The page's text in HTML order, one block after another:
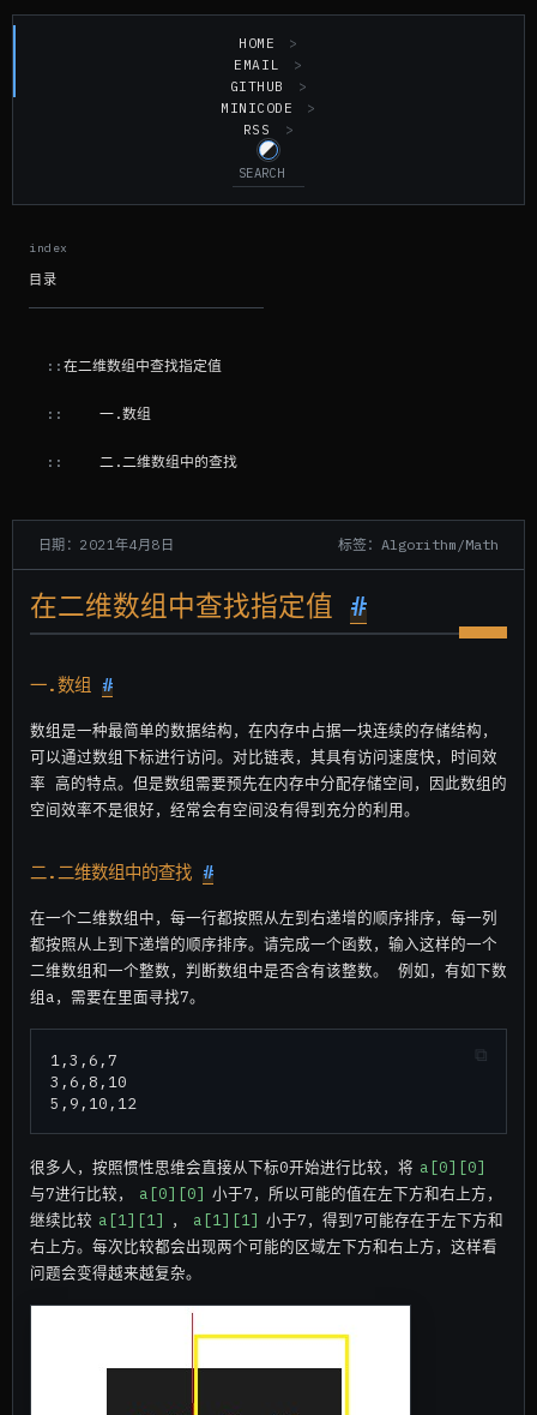
HOME
EMAIL
GITHUB
MINICODE
RSS
日期：2021年4月8日 标签：Algorithm/Math
在二维数组中查找指定值 #
一.数组 #
数组是一种最简单的数据结构，在内存中占据一块连续的存储结构，
可以通过数组下标进行访问。对比链表，其具有访问速度快，时间效
率 高的特点。但是数组需要预先在内存中分配存储空间，因此数组的
空间效率不是很好，经常会有空间没有得到充分的利用。
二.二维数组中的查找 #
在一个二维数组中，每一行都按照从左到右递增的顺序排序，每一列
都按照从上到下递增的顺序排序。请完成一个函数，输入这样的一个
二维数组和一个整数，判断数组中是否含有该整数。 例如，有如下数
组a，需要在里面寻找7。
1,3,6,7
3,6,8,10
很多人，按照惯性思维会直接从下标0开始进行比较，将 a[0][0]
与7进行比较，
a[0][0] 小于7，所以可能的值在左下方和右上方，
继续比较 a[1][1] ， a[1][1] 小于7，得到7可能存在于左下方和
右上方。每次比较都会出现两个可能的区域左下方和右上方，这样看
问题会变得越来越复杂。
目录
在二维数组中查找指定值
一.数组
二.二维数组中的查找